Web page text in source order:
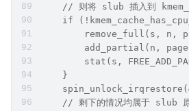
// 则将 slub 插入到
if
remove_full(s, n,
add_partial(n,
stat(s,
    }
// 剩下的情况均属于 slub